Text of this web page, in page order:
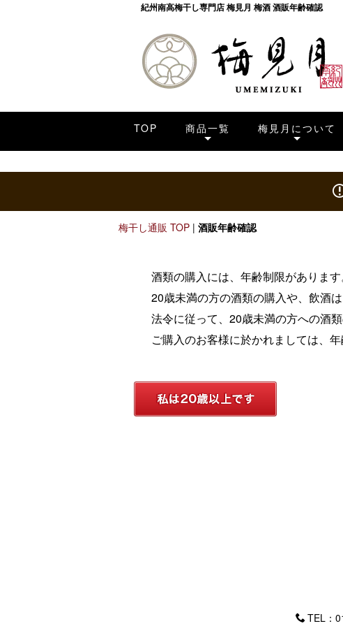
紀州南高梅干し専門店 梅見月 梅酒 酒販年齢確認
TOP 商品一覧 梅見月について
梅干し通販 TOP | 酒販年齢確認
酒類の購入には、年齢制限があります
20歳未満の方の酒類の購入や、飲酒
法令に従って、20歳未満の方への酒
ご購入のお客様に於かれましては、年
TEL：